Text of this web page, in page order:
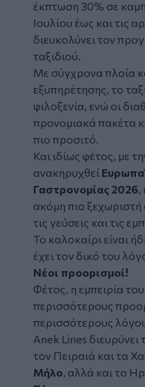
έκπτωση 30% σε
Ιουλίου έως και τις
διευκολύνει τον
ταξιδιού.
Με σύγχρονα πλοία
εξυπηρέτησης, το
φιλοξενία, ενώ οι
προνομιακά πακέτα
πιο προσιτό.
Και ιδίως φέτος, με
ανακηρυχθεί
Γαστρονομίας 2026,
ακόμη πιο
τις γεύσεις και τις
Το καλοκαίρι είναι
έχει τον δικό του
Νέοι προορισμοί!
Φέτος, η εμπειρία
περισσότερους
περισσότερους
Anek Lines διευρύνει
τον Πειραιά και τα
Μήλο, αλλά και το